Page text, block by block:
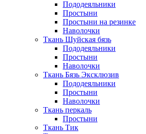
Пододеяльники
Простыни
Простыни на резинке
Наволочки
Ткань Шуйская бязь
Пододеяльники
Простыни
Наволочки
Ткань Бязь Эксклюзив
Пододеяльники
Простыни
Наволочки
Ткань перкаль
Простыни
Ткань Тик